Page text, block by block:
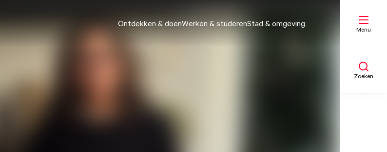
Ontdekken & doenWerken & studerenStad & omgeving
Menu
Zoeken